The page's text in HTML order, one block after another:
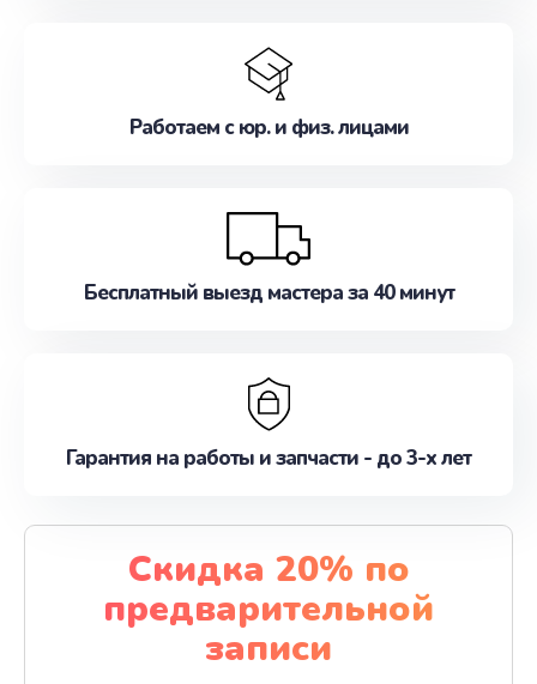
Работаем с юр. и физ. лицами
Бесплатный выезд мастера за 40 минут
Гарантия на работы и запчасти - до 3-х лет
Скидка 20% по
предварительной
записи